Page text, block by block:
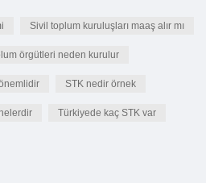
Sivil toplum kuruluşları maaş alır mı
örgütleri neden kurulur
STK nedir örnek
Türkiyede kaç STK var